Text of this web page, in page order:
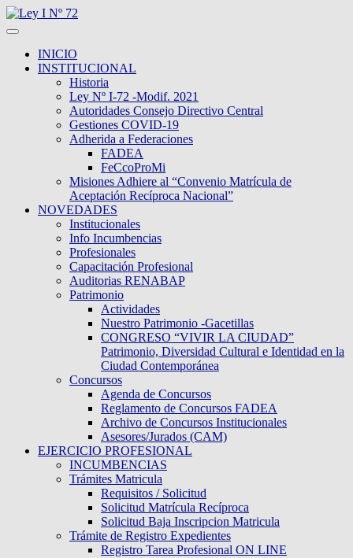
INICIO
INSTITUCIONAL
Historia
Ley Nº I-72 -Modif. 2021
Autoridades Consejo Directivo Central
Gestiones COVID-19
Adherida a Federaciones
FADEA
FeCcoProMi
Misiones Adhiere al “Convenio Matrícula de
Aceptación Recíproca Nacional”
NOVEDADES
Institucionales
Info Incumbencias
Profesionales
Capacitación Profesional
Auditorias RENABAP
Patrimonio
Actividades
Nuestro Patrimonio -Gacetillas
CONGRESO “VIVIR LA CIUDAD”
Patrimonio, Diversidad Cultural e Identidad en la
Ciudad Contemporánea
Concursos
Agenda de Concursos
Reglamento de Concursos FADEA
Archivo de Concursos Institucionales
Asesores/Jurados (CAM)
EJERCICIO PROFESIONAL
INCUMBENCIAS
Trámites Matricula
Requisitos / Solicitud
Solicitud Matrícula Recíproca
Solicitud Baja Inscripcion Matricula
Trámite de Registro Expedientes
Registro Tarea Profesional ON LINE